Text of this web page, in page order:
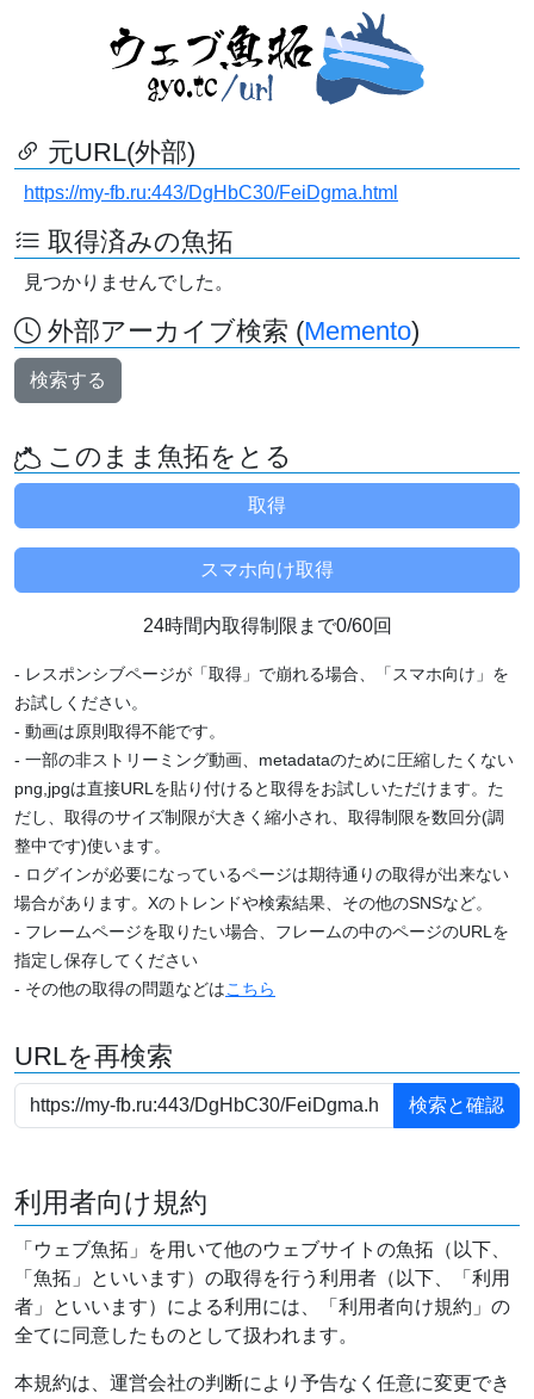
元URL(外部)
https://my-fb.ru:443/DgHbC30/FeiDgma.html
取得済みの魚拓
見つかりませんでした。
外部アーカイブ検索 (Memento)
検索する
このまま魚拓をとる
24時間内取得制限まで0/60回
- レスポンシブページが「取得」で崩れる場合、「スマホ向け」を
お試しください。
- 動画は原則取得不能です。
- 一部の非ストリーミング動画、metadataのために圧縮したくない
png,jpgは直接URLを貼り付けると取得をお試しいただけます。た
だし、取得のサイズ制限が大きく縮小され、取得制限を数回分(調
整中です)使います。
- ログインが必要になっているページは期待通りの取得が出来ない
場合があります。Xのトレンドや検索結果、その他のSNSなど。
- フレームページを取りたい場合、フレームの中のページのURLを
指定し保存してください
- その他の取得の問題などはこちら
URLを再検索
利用者向け規約
「ウェブ魚拓」を用いて他のウェブサイトの魚拓（以下、
「魚拓」といいます）の取得を行う利用者（以下、「利用
者」といいます）による利用には、「利用者向け規約」の
全てに同意したものとして扱われます。
本規約は、運営会社の判断により予告なく任意に変更でき